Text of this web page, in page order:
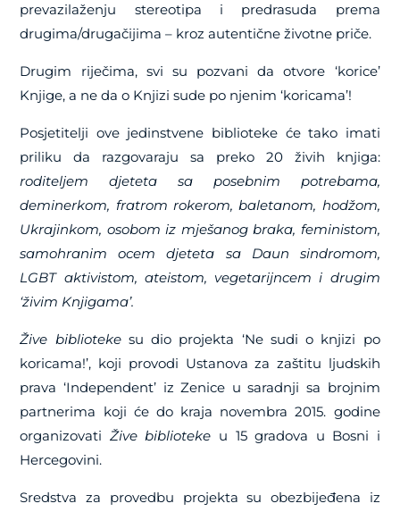
prevazilaženju stereotipa i predrasuda prema
drugima/drugačijima – kroz autentične životne priče.
Drugim riječima, svi su pozvani da otvore ‘korice’
Knjige, a ne da o Knjizi sude po njenim ‘koricama’!
Posjetitelji ove jedinstvene biblioteke će tako imati
priliku da razgovaraju sa preko 20 živih knjiga:
roditeljem djeteta sa posebnim potrebama,
deminerkom, fratrom rokerom, baletanom, hodžom,
Ukrajinkom, osobom iz mješanog braka, feministom,
samohranim ocem djeteta sa Daun sindromom,
LGBT aktivistom, ateistom, vegetarijncem i drugim
‘živim Knjigama’.
Žive bibliotekesu dio projekta ‘Ne sudi o knjizi po
koricama!’, koji provodi Ustanova za zaštitu ljudskih
prava ‘Independent’ iz Zenice u saradnji sa brojnim
partnerima koji će do kraja novembra 2015. godine
organizovati Žive biblioteke u 15 gradova u Bosni i
Hercegovini.
Sredstva za provedbu projekta su obezbijeđena iz